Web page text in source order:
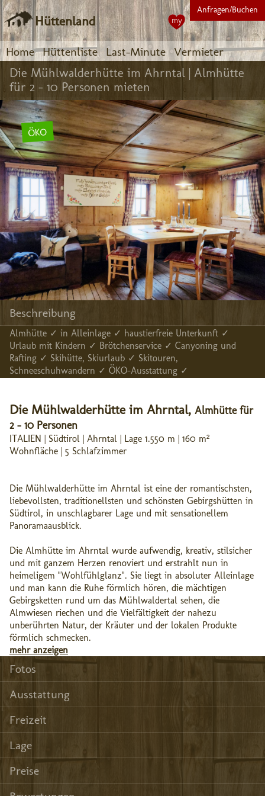
Hüttenland
Home Hüttenliste Last-Minute Vermieter
Anfragen/Buchen
my
Die Mühlwalderhütte im Ahrntal | Almhütte
für 2 - 10 Personen mieten
ÖKO
Beschreibung
Almhütte ✓ in Alleinlage ✓ haustierfreie Unterkunft ✓
Urlaub mit Kindern ✓ Brötchenservice ✓ Canyoning und
Rafting ✓ Skihütte, Skiurlaub ✓ Skitouren,
Schneeschuhwandern ✓ ÖKO-Ausstattung ✓
Die Mühlwalderhütte im Ahrntal, Almhütte für
2 - 10 Personen
ITALIEN | Südtirol | Ahrntal | Lage 1.550 m | 160 m²
Wohnfläche | 5 Schlafzimmer
Die Mühlwalderhütte im Ahrntal ist eine der romantischsten,
liebevollsten, traditionellsten und schönsten Gebirgshütten in
Südtirol, in unschlagbarer Lage und mit sensationellem
Panoramaausblick.
Die Almhütte im Ahrntal wurde aufwendig, kreativ, stilsicher
und mit ganzem Herzen renoviert und erstrahlt nun in
heimeligem "Wohlfühlglanz". Sie liegt in absoluter Alleinlage
und man kann die Ruhe förmlich hören, die mächtigen
Gebirgsketten rund um das Mühlwaldertal sehen, die
Almwiesen riechen und die Vielfältigkeit der nahezu
unberührten Natur, der Kräuter und der lokalen Produkte
förmlich schmecken.
mehr anzeigen
Fotos
Ausstattung
Freizeit
Lage
Preise